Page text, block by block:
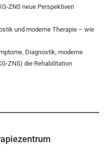
ZNS neue Perspektiven
und moderne Therapie – wie
Diagnostik, moderne
ZNS) die Rehabilitation